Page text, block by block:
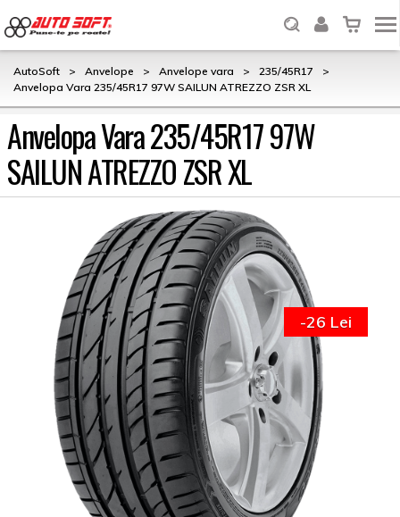
AutoSoft > Anvelope > Anvelope vara > 235/45R17
>
Anvelopa Vara 235/45R17 97W SAILUN ATREZZO ZSR XL
Anvelopa Vara 235/45R17 97W
SAILUN ATREZZO ZSR XL
-26 Lei